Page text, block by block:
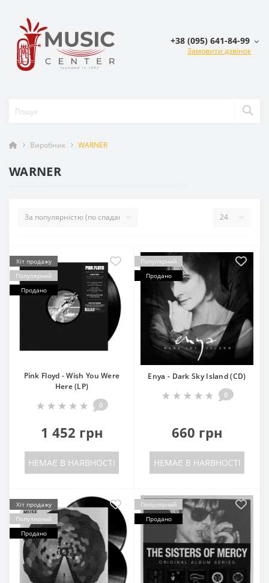
+38 (095) 641-84-99
Замовити дзвінок
Виробник WARNER
WARNER
Хіт продажу
Популярний
Продано
Pink Floyd - Wish You Were
Here (LP)
0
1 452 грн
НЕМАЄ В НАЯВНОСТІ
Популярний
Продано
Enya - Dark Sky Island (CD)
0
660 грн
НЕМАЄ В НАЯВНОСТІ
Хіт продажу
Популярний
Продано
Популярний
Продано